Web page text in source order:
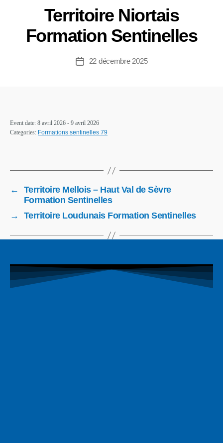
Territoire Niortais
Formation Sentinelles
22 décembre 2025
Event date: 8 avril 2026 - 9 avril 2026
Categories: Formations sentinelles 79
←
Territoire Mellois – Haut Val de Sèvre
Formation Sentinelles
→
Territoire Loudunais Formation Sentinelles